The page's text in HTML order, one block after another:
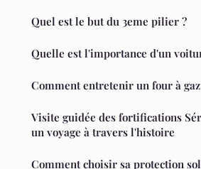
Quel est le but du 3eme pilier ?
Quelle est l'importance d'un
Comment entretenir un four à
Visite guidée des fortifications
un voyage à travers l'histoire
Comment choisir sa protection